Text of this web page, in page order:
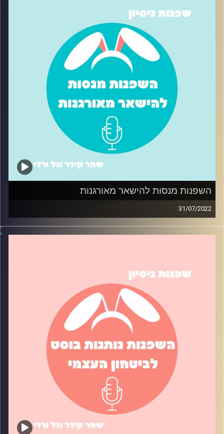
שחר קידר וגל ורדי
השפנות מנסות להישאר מאורגנות
31/07/2022
כמה פעמים הרגשתם בתקופה עמוסה? כל כך עמוסה שאנחנו
לא מצליחות לדאוג לדברים בסיסיים כמו – ניקיון רכב, אוכל
שחר קידר וגל ורדי